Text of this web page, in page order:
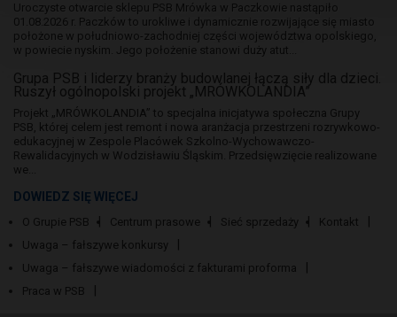
Uroczyste otwarcie sklepu PSB Mrówka w Paczkowie nastąpiło
01.08.2026 r. Paczków to urokliwe i dynamicznie rozwijające się miasto
położone w południowo-zachodniej części województwa opolskiego,
w powiecie nyskim. Jego położenie stanowi duży atut...
Grupa PSB i liderzy branży budowlanej łączą siły dla dzieci.
Ruszył ogólnopolski projekt „MRÓWKOLANDIA”
Projekt „MRÓWKOLANDIA” to specjalna inicjatywa społeczna Grupy
PSB, której celem jest remont i nowa aranżacja przestrzeni rozrywkowo-
edukacyjnej w Zespole Placówek Szkolno-Wychowawczo-
Rewalidacyjnych w Wodzisławiu Śląskim. Przedsięwzięcie realizowane
we...
DOWIEDZ SIĘ WIĘCEJ
O Grupie PSB Centrum prasowe Sieć sprzedaży
Kontakt
Uwaga – fałszywe konkursy
Uwaga – fałszywe wiadomości z fakturami proforma
Praca w PSB